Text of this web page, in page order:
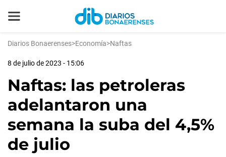
Diarios Bonaerenses>Economía>Naftas
8 de julio de 2023 - 15:06
Naftas: las petroleras
adelantaron una
semana la suba del 4,5%
de julio